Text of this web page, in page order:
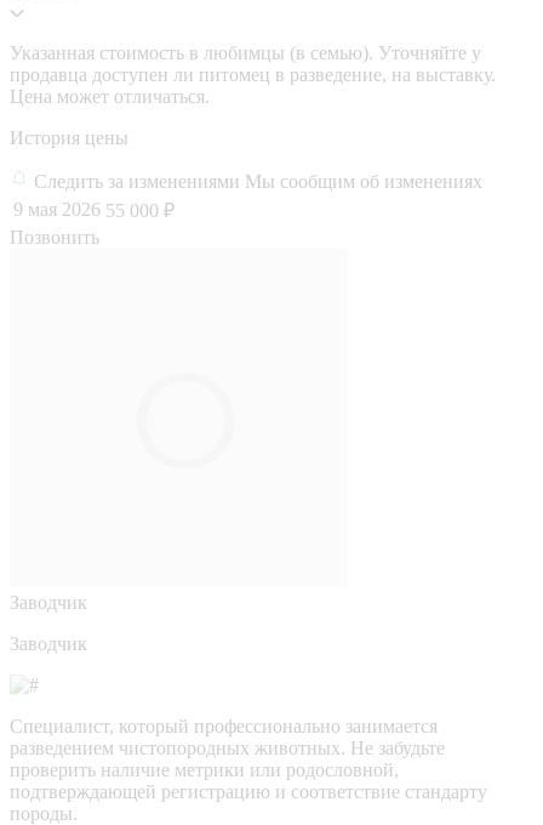
Указанная стоимость в любимцы (в семью). Уточняйте у
продавца доступен ли питомец в разведение, на выставку.
Цена может отличаться.
История цены
Следить за изменениями Мы сообщим об изменениях
9 мая 2026 55 000 ₽
Позвонить
Заводчик
Заводчик
Специалист, который профессионально занимается
разведением чистопородных животных. Не забудьте
проверить наличие метрики или родословной,
подтверждающей регистрацию и соответствие стандарту
породы.